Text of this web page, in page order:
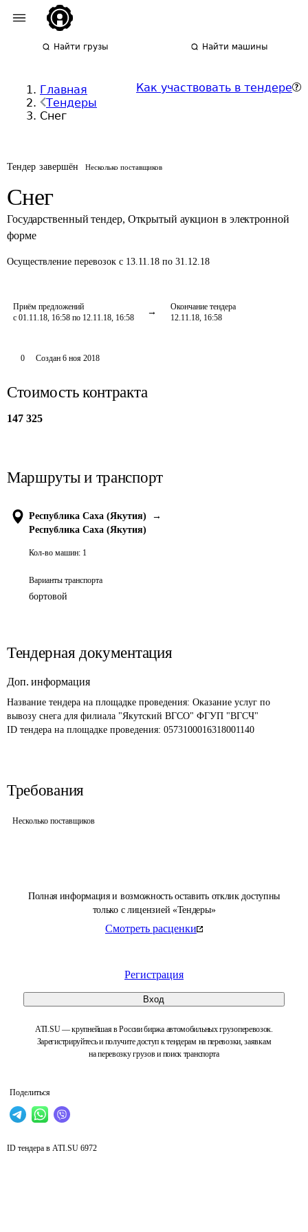
Найти грузы Найти машины
Главная
Тендеры
Снег
Как участвовать в тендере
Тендер завершён Несколько поставщиков
Снег
Государственный тендер, Открытый аукцион в электронной
форме
Осуществление перевозок с 13.11.18 по 31.12.18
Приём предложений
с 01.11.18, 16:58 по 12.11.18, 16:58
Окончание тендера
12.11.18, 16:58
Полная информация и возможность оставить отклик доступны
только с лицензией «Тендеры»
Смотреть расценки
Регистрация
Вход
ATI.SU — крупнейшая в России биржа автомобильных грузоперевозок.
Зарегистрируйтесь и получите доступ к тендерам на перевозки, заявкам
на перевозку грузов и поиск транспорта
Поделиться
0 Создан 6 ноя 2018
Стоимость контракта
147 325
Маршруты и транспорт
Республика Саха (Якутия)
→
Республика Саха (Якутия)
Кол-во машин: 1
Варианты транспорта
бортовой
Тендерная документация
Доп. информация
Название тендера на площадке проведения: Оказание услуг по
вывозу снега для филиала "Якутский ВГСО" ФГУП "ВГСЧ"
ID тендера на площадке проведения: 0573100016318001140
Требования
Несколько поставщиков
ID тендера в ATI.SU 6972